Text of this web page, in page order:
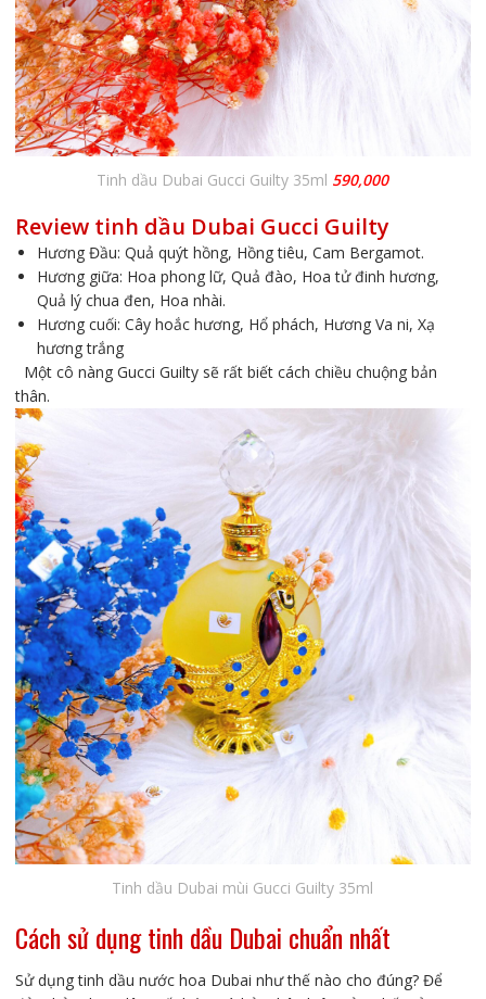
Tinh dầu Dubai Gucci Guilty 35ml 590,000
Review tinh dầu Dubai Gucci Guilty
Hương Đầu: Quả quýt hồng, Hồng tiêu, Cam Bergamot.
Hương giữa: Hoa phong lữ, Quả đào, Hoa tử đinh hương,
Quả lý chua đen, Hoa nhài.
Hương cuối: Cây hoắc hương, Hổ phách, Hương Va ni, Xạ
hương trắng
Một cô nàng Gucci Guilty sẽ rất biết cách chiều chuộng bản
thân.
Tinh dầu Dubai mùi Gucci Guilty 35ml
Cách sử dụng tinh dầu Dubai chuẩn nhất
Sử dụng tinh dầu nước hoa Dubai như thế nào cho đúng? Để